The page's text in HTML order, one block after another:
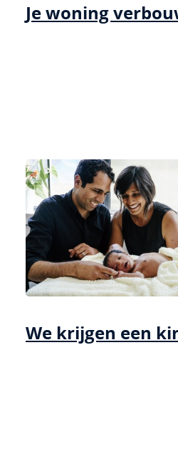
Je woning
We krijgen een